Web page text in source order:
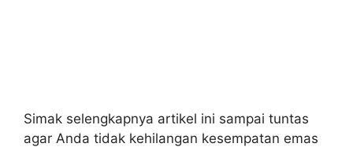
Simak selengkapnya artikel ini sampai tuntas
agar Anda tidak kehilangan kesempatan emas